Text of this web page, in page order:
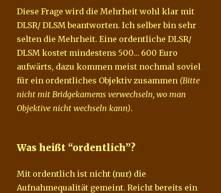
Diese Frage wird die Mehrheit wohl klar mit
DLSR/ DLSM beantworten. Ich selber bin sehr
selten die Mehrheit. Eine ordentliche DLSR/
DLSM kostet mindestens 500… 600 Euro
aufwärts, dazu kommen meist nochmal soviel
für ein ordentliches Objektiv zusammen (Bitte
nicht mit Bridgekameras verwechseln, wo man
Objektive nicht wechseln kann).
Was heißt “ordentlich”?
Mit ordentlich ist nicht (nur) die
Aufnahmequalität gemeint. Reicht bereits ein